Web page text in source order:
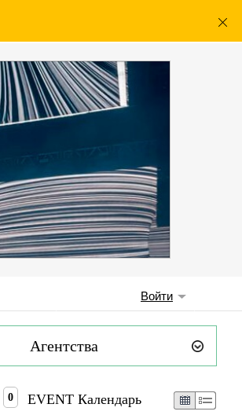
Войти
Агентства
0 EVENT Календарь